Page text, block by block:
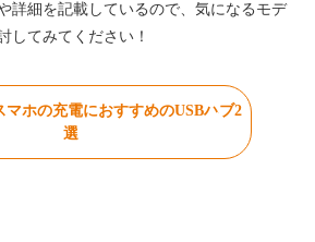
詳細を記載しているので、気になるモデ
してみてください！
マホの充電におすすめのUSBハブ2
選